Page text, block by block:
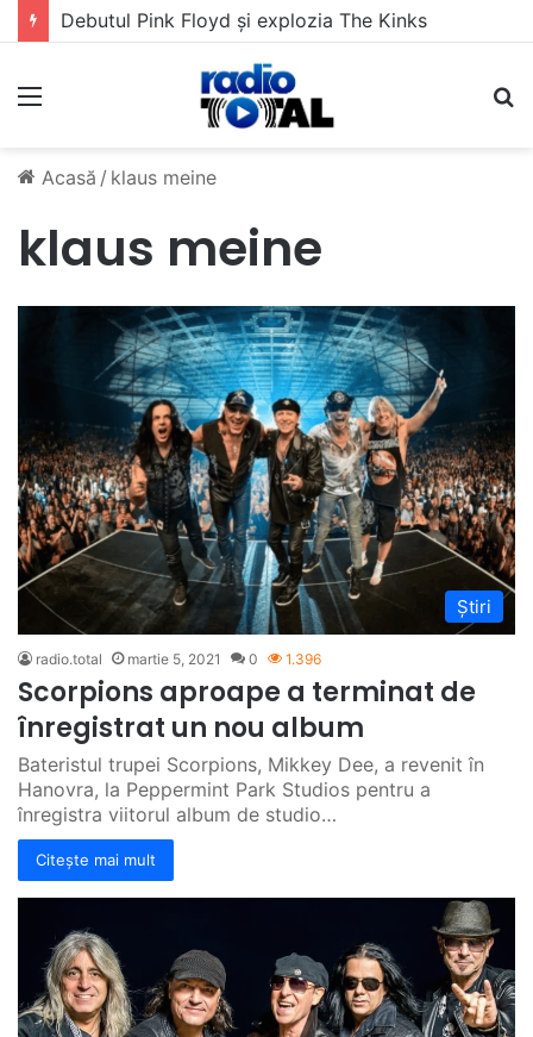
Debutul Pink Floyd și explozia The Kinks
Meniu
Acasă / klaus meine
klaus meine
Știri
radio.total martie 5, 2021 0 1.396
Scorpions aproape a terminat de
înregistrat un nou album
Bateristul trupei Scorpions, Mikkey Dee, a revenit în
Hanovra, la Peppermint Park Studios pentru a
înregistra viitorul album de studio…
Citește mai mult